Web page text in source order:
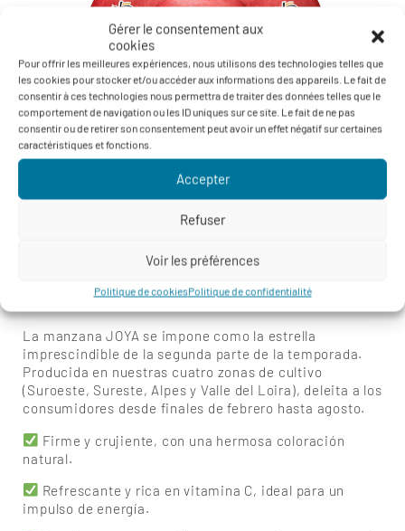
Gérer le consentement aux
cookies
Pour offrir les meilleures expériences, nous utilisons des technologies telles que
les cookies pour stocker et/ou accéder aux informations des appareils. Le fait de
consentir à ces technologies nous permettra de traiter des données telles que le
comportement de navigation ou les ID uniques sur ce site. Le fait de ne pas
consentir ou de retirer son consentement peut avoir un effet négatif sur certaines
caractéristiques et fonctions.
Accepter
Refuser
Voir les préférences
Politique de cookiesPolitique de confidentialité
PUBLIÉ LE 18/02/2025 - 16:06
Joya: ¡La Estrella de la Segunda Parte de la
Cosecha 2024 de JOYA by Blue Whale: 9 300
La manzana JOYA se impone como la estrella
imprescindible de la segunda parte de la temporada.
Producida en nuestras cuatro zonas de cultivo
(Suroeste, Sureste, Alpes y Valle del Loira), deleita a los
consumidores desde finales de febrero hasta agosto.
Firme y crujiente, con una hermosa coloración
natural.
Refrescante y rica en vitamina C, ideal para un
impulso de energía.